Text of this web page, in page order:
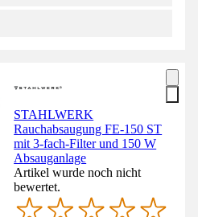
STAHLWERK
Rauchabsaugung FE-150 ST
mit 3-fach-Filter und 150 W
Absauganlage
Artikel wurde noch nicht
bewertet.